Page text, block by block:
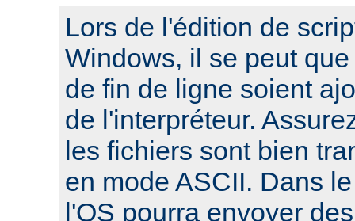
Lors de l'édition de
Windows, il se peut
de fin de ligne soient
de l'interpréteur.
les fichiers sont bien
en mode ASCII. Dans
l'OS pourra envoyer